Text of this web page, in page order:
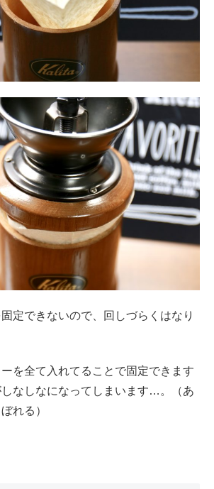
定できないので、回しづらくはなり
を全て入れてることで固定できます
なしなになってしまいます…。（あ
れる）